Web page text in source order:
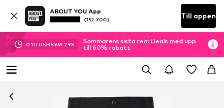
ABOUT YOU App
(152 700) Till appen
01D 05H 59M 28S
Sommarens sista rea: Deals med upp
till 60% rabatt